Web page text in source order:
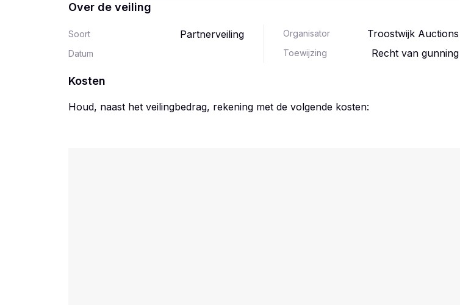
Over de veiling
Soort Partnerveiling
Datum
Organisator Troostwijk Auctions
Toewijzing Recht van gunning
Kosten
Houd, naast het veilingbedrag, rekening met de volgende kosten: